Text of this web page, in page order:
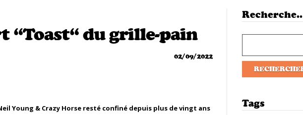
“Toast“ du grille-pain
02/09/2022
Young & Crazy Horse resté confiné depuis plus de vingt ans
Recherche..
Tags